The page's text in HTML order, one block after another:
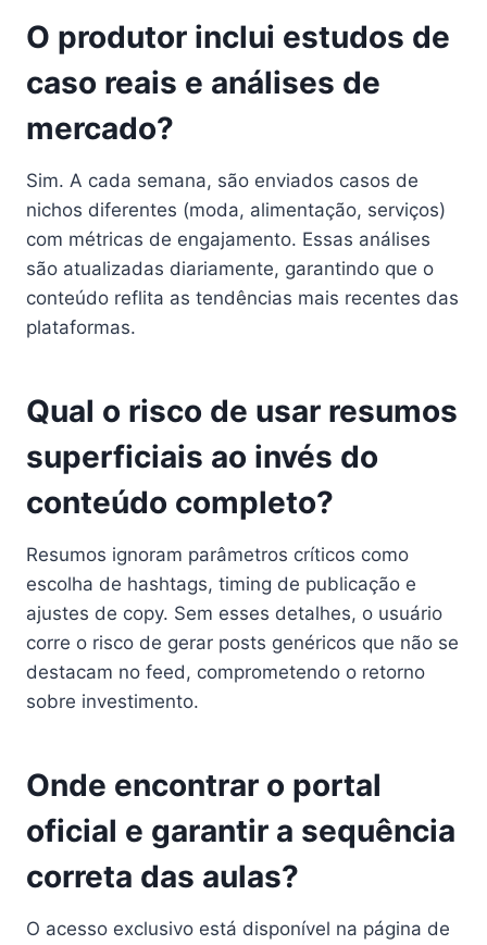
O produtor inclui estudos de
caso reais e análises de
mercado?
Sim. A cada semana, são enviados casos de
nichos diferentes (moda, alimentação, serviços)
com métricas de engajamento. Essas análises
são atualizadas diariamente, garantindo que o
conteúdo reflita as tendências mais recentes das
plataformas.
Qual o risco de usar resumos
superficiais ao invés do
conteúdo completo?
Resumos ignoram parâmetros críticos como
escolha de hashtags, timing de publicação e
ajustes de copy. Sem esses detalhes, o usuário
corre o risco de gerar posts genéricos que não se
destacam no feed, comprometendo o retorno
sobre investimento.
Onde encontrar o portal
oficial e garantir a sequência
correta das aulas?
O acesso exclusivo está disponível na página de